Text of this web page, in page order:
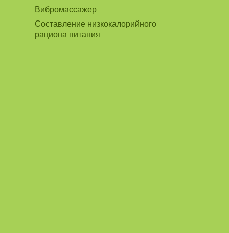
Вибромассажер
Составление низкокалорийного
рациона питания